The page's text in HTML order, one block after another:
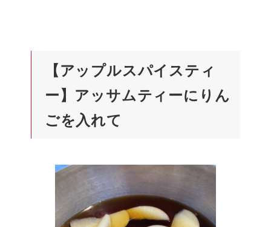
【アップルスパイスティ
ー】アッサムティーにりん
ごを入れて